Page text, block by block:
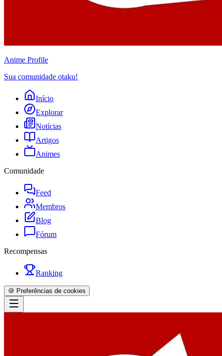
Anime Profile
Sua comunidade otaku!
Início
Explorar
Notícias
Artigos
Animes
Comunidade
Feed
Membros
Blog
Fórum
Recompensas
Ranking
🍪 Preferências de cookies